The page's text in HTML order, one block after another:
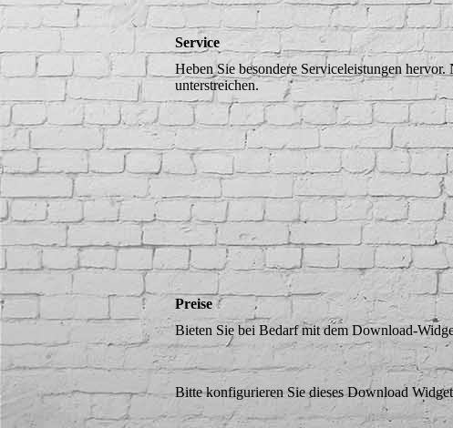
Service
Heben Sie besondere Serviceleistungen
unterstreichen.
Preise
Bieten Sie bei Bedarf mit dem Download-
Bitte konfigurieren Sie dieses Download Widget